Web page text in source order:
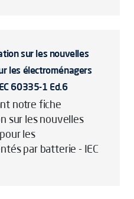
sur les nouvelles
les électroménagers
60335-1 Ed.6
notre fiche
sur les nouvelles
les
par batterie - IEC